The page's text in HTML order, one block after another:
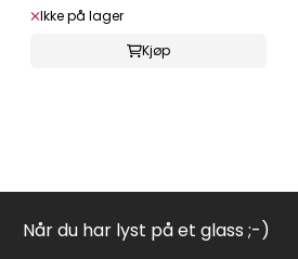
Ikke på lager
Kjøp
Når du har lyst på et glass ;-)